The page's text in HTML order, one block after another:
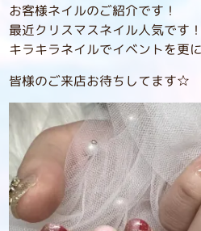
お客様ネイルのご紹介です！
最近クリスマスネイル人気です！
キラキラネイルでイベントを更
皆様のご来店お待ちしてます☆